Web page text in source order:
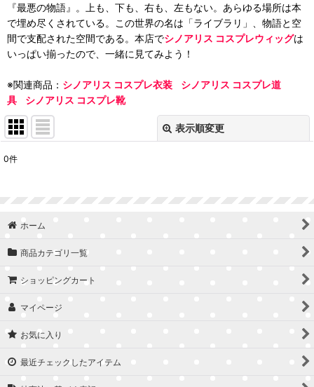
『最悪の物語』。上も、下も、右も、左もない。あらゆる場所は本
で埋め尽くされている。この世界の名は「ライブラリ」、物語と空
間で支配された空間である。本店でシノアリス コスプレウィッグは
いっぱい揃ったので、一緒に見てみよう！
※関連商品： シノアリス コスプレ衣装
シノアリス コスプレ道
具
シノアリス コスプレ靴
表示順変更
0件
ホーム
商品カテゴリ一覧
ショッピングカート
マイページ
お気に入り
最近チェックしたアイテム